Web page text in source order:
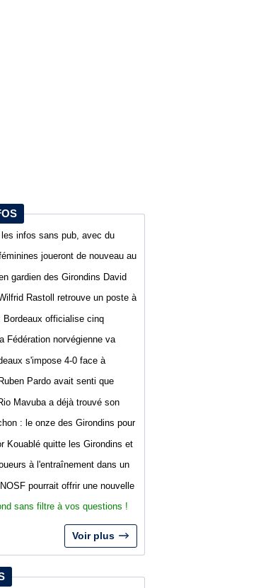
infos sans pub, avec du
joueront de nouveau au
gardien des Girondins David
Rastoll retrouve un poste à
Bordeaux officialise cinq
Fédération norvégienne va
s'impose 4-0 face à
Pardo avait senti que
Mavuba a déjà trouvé son
: le onze des Girondins pour
Kouablé quitte les Girondins et
à l'entraînement dans un
pourrait offrir une nouvelle
sans filtre à vos questions !
Voir plus